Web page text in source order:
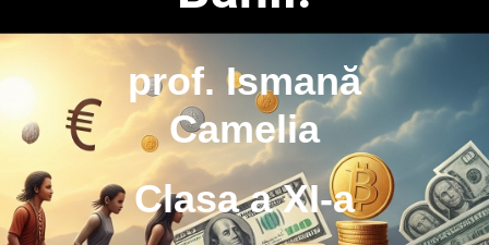
prof. Ismană
Camelia
Clasa a XI-a